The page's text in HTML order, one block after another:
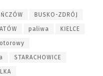
BUSKO-ZDRÓJ
paliwa KIELCE
STARACHOWICE